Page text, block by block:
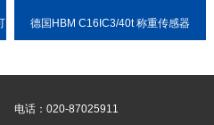
德国HBM C16IC3/40t 称重传感器
电话：020-87025911